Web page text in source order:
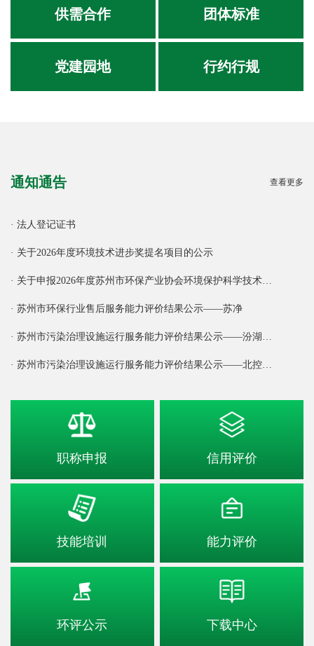
供需合作 团体标准
党建园地 行约行规
通知通告 查看更多
· 法人登记证书
· 关于2026年度环境技术进步奖提名项目的公示
· 关于申报2026年度苏州市环保产业协会环境保护科学技术…
· 苏州市环保行业售后服务能力评价结果公示——苏净
· 苏州市污染治理设施运行服务能力评价结果公示——汾湖…
· 苏州市污染治理设施运行服务能力评价结果公示——北控…
职称申报 信用评价
技能培训 能力评价
环评公示 下载中心